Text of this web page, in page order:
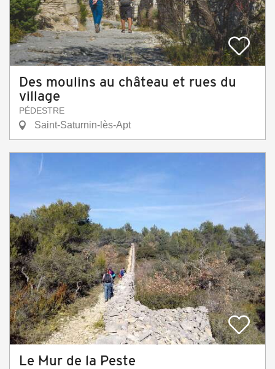
Des moulins au château et rues du
village
PÉDESTRE
Saint-Saturnin-lès-Apt
Le Mur de la Peste